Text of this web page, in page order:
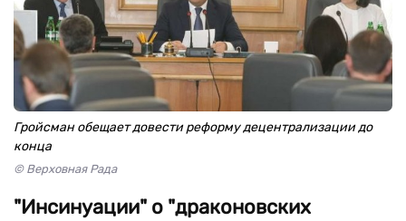
Гройсман обещает довести реформу децентрализации до
конца
© Верховная Рада
"Инсинуации" о "драконовских